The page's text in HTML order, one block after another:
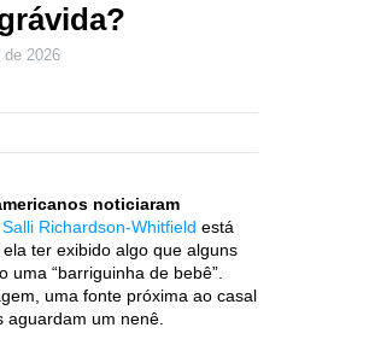
de 2026
noticiaram
Salli Richardson-Whitfield está
ter exibido algo que alguns
uma “barriguinha de bebê”.
uma fonte próxima ao casal
aguardam um nenê.